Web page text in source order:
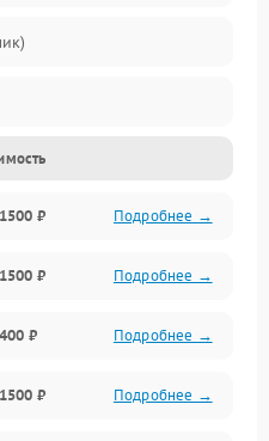
и аккумулятором
1500 ₽ Подробнее →
1500 ₽ Подробнее →
400 ₽ Подробнее →
1500 ₽ Подробнее →